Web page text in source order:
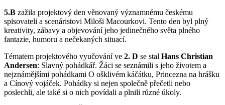
5.B zažila projektový den věnovaný významnému českému
spisovateli a scenáristovi Miloši Macourkovi. Tento den byl plný
kreativity, zábavy a objevování jeho jedinečného světa plného
fantazie, humoru a nečekaných situací.
Tématem projektového vyučování ve 2. D se stal Hans Christian
Andersen: Slavný pohádkář. Žáci se seznámili s jeho životem a
nejznámějšími pohádkami O ošklivém káčátku, Princezna na hrášku
a Cínový vojáček. Pohádky si nejen společně přečetli nebo
poslechli, ale také si o nich povídali a plnili různé úkoly.